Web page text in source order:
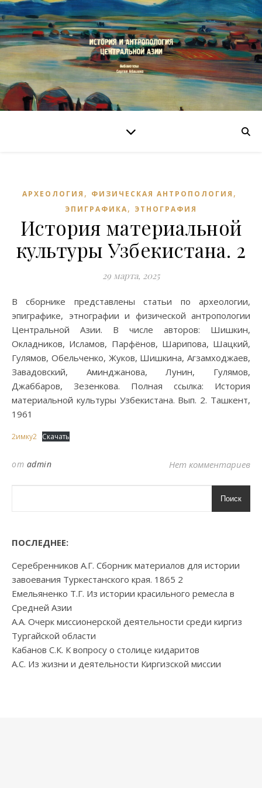
АРХЕОЛОГИЯ , ФИЗИЧЕСКАЯ АНТРОПОЛОГИЯ ,
ЭПИГРАФИКА, ЭТНОГРАФИЯ
История материальной
культуры Узбекистана. 2
29 марта, 2025
В сборнике представлены статьи по археологии,
эпиграфике, этнографии и физической антропологии
Центральной Азии. В числе авторов: Шишкин,
Окладников, Исламов, Парфёнов, Шарипова, Шацкий,
Гулямов, Обельченко, Жуков, Шишкина, Агзамходжаев,
Завадовский, Аминджанова, Лунин, Гулямов,
Джаббаров, Зезенкова. Полная ссылка: История
материальной культуры Узбекистана. Вып. 2. Ташкент,
1961
2имку2 Скачать
от admin Нет комментариев
Поиск
ПОСЛЕДНЕЕ:
Серебренников А.Г. Сборник материалов для истории
завоевания Туркестанского края. 1865 2
Емельяненко Т.Г. Из истории красильного ремесла в
Средней Азии
А.А. Очерк миссионерской деятельности среди киргиз
Тургайской области
Кабанов С.К. К вопросу о столице кидаритов
А.С. Из жизни и деятельности Киргизской миссии